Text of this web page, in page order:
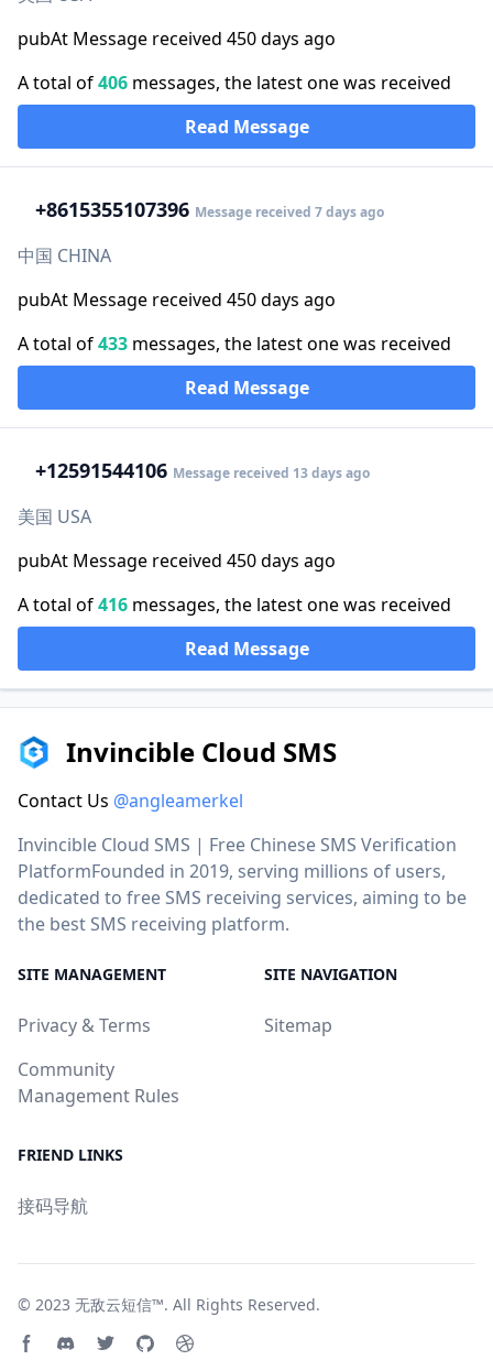
pubAt Message received 450 days ago
A total of406 messages, the latest one was received
Read Message
+8615355107396 Message received 7 days ago
中国 CHINA
pubAt Message received 450 days ago
A total of433 messages, the latest one was received
Read Message
+12591544106 Message received 13 days ago
美国 USA
pubAt Message received 450 days ago
A total of416 messages, the latest one was received
Read Message
Invincible Cloud SMS
Contact Us @angleamerkel
Invincible Cloud SMS | Free Chinese SMS Verification
PlatformFounded in 2019, serving millions of users,
dedicated to free SMS receiving services, aiming to be
the best SMS receiving platform.
SITE MANAGEMENT
Privacy & Terms
Community
Management Rules
SITE NAVIGATION
Sitemap
FRIEND LINKS
接码导航
© 2023 无敌云短信™. All Rights Reserved.